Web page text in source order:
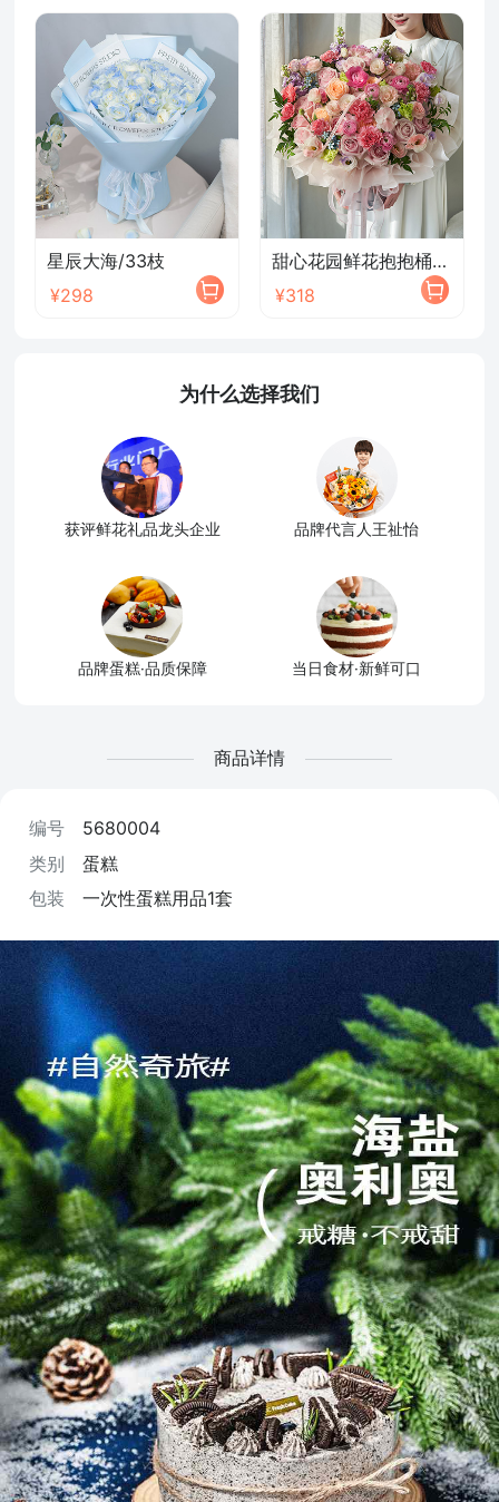
星辰大海/33枝
¥298
甜心花园鲜花抱抱桶/2026新款
¥318
为什么选择我们
获评鲜花礼品龙头企业 品牌代言人王祉怡
品牌蛋糕·品质保障 当日食材·新鲜可口
商品详情
编号
5680004
类别
蛋糕
包装
一次性蛋糕用品1套